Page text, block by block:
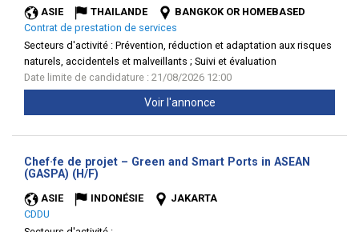
ASIE THAILANDE
BANGKOK OR HOMEBASED
Contrat de prestation de services
Secteurs d'activité : Prévention, réduction et adaptation aux risques
naturels, accidentels et malveillants ; Suivi et évaluation
Date limite de candidature : 21/08/2026 12:00
Voir l'annonce
Chef·fe de projet – Green and Smart Ports in ASEAN
(GASPA) (H/F)
ASIE INDONÉSIE
JAKARTA
CDDU